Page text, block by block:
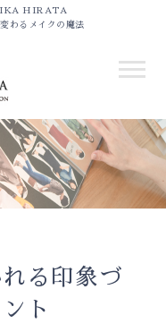
HIRATA
わるメイクの魔法
る印象づ
ト